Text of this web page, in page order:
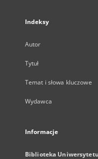
Indeksy
Autor
Tytuł
Temat i słowa kluczowe
Wydawca
Informacje
Biblioteka